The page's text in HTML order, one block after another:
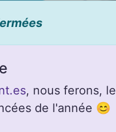
, nous ferons,
de l'année 😊